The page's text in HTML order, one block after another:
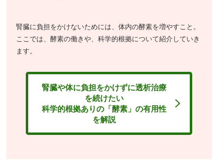
腎臓に負担をかけないためには、体内の酵素を増やすこと。
ここでは、酵素の働きや、科学的根拠について紹介していき
ます。
腎臓や体に負担をかけずに透析治療
を続けたい
科学的根拠ありの「酵素」の有用性
を解説